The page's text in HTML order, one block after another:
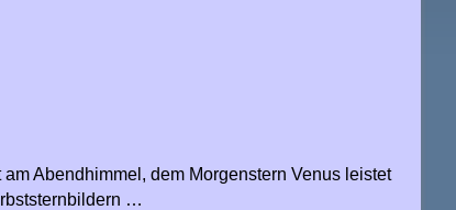
Abendhimmel, dem Morgenstern Venus leistet
…